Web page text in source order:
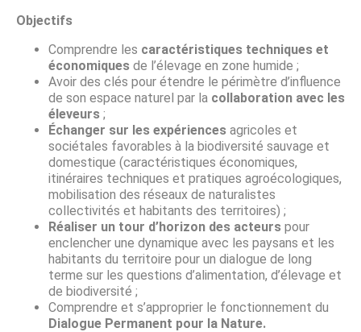
Objectifs
Comprendre les caractéristiques techniques et
économiques de l’élevage en zone humide ;
Avoir des clés pour étendre le périmètre d’influence
de son espace naturel par la collaboration avec les
éleveurs ;
Échanger sur les expériences agricoles et
sociétales favorables à la biodiversité sauvage et
domestique (caractéristiques économiques,
itinéraires techniques et pratiques agroécologiques,
mobilisation des réseaux de naturalistes
collectivités et habitants des territoires) ;
Réaliser un tour d’horizon des acteurs pour
enclencher une dynamique avec les paysans et les
habitants du territoire pour un dialogue de long
terme sur les questions d’alimentation, d’élevage et
de biodiversité ;
Comprendre et s’approprier le fonctionnement du
Dialogue Permanent pour la Nature.